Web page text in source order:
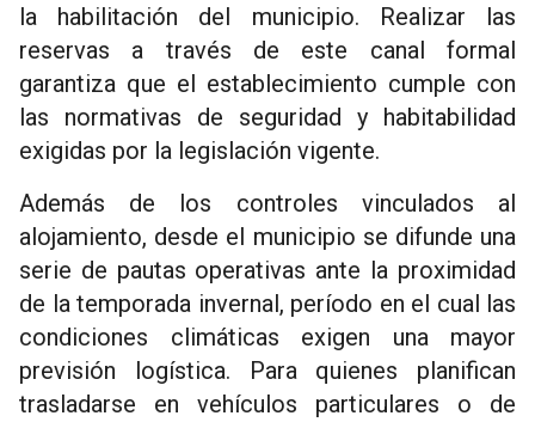
la habilitación del municipio. Realizar las
reservas a través de este canal formal
garantiza que el establecimiento cumple con
las normativas de seguridad y habitabilidad
exigidas por la legislación vigente.
Además de los controles vinculados al
alojamiento, desde el municipio se difunde una
serie de pautas operativas ante la proximidad
de la temporada invernal, período en el cual las
condiciones climáticas exigen una mayor
previsión logística. Para quienes planifican
trasladarse en vehículos particulares o de